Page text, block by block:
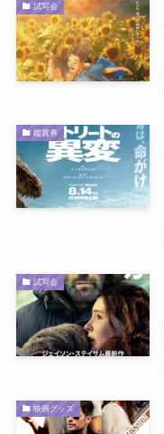
試写会
鑑賞券
試写会
映画グッズ